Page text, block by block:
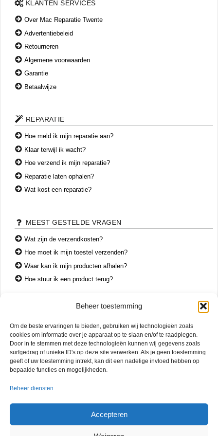
Beheer toestemming
Om de beste ervaringen te bieden, gebruiken wij technologieën zoals
cookies om informatie over je apparaat op te slaan en/of te raadplegen.
Door in te stemmen met deze technologieën kunnen wij gegevens zoals
surfgedrag of unieke ID's op deze site verwerken. Als je geen toestemming
geeft of uw toestemming intrekt, kan dit een nadelige invloed hebben op
bepaalde functies en mogelijkheden.
Beheer diensten
Accepteren
km. Neem contact met ons op om een afspraak te maken.
van 13:00 tot 17:00 uur. U kunt tijdens deze tijden zonder
afspraak langskomen voor een diagnose of reparatie.​
KLANTEN SERVICES
Over Mac Reparatie Twente
Advertentiebeleid
Retourneren
Algemene voorwaarden
Garantie
Betaalwijze
REPARATIE
Hoe meld ik mijn reparatie aan?
Klaar terwijl ik wacht?
Hoe verzend ik mijn reparatie?
Reparatie laten ophalen?
Wat kost een reparatie?
MEEST GESTELDE VRAGEN
Wat zijn de verzendkosten?
Hoe moet ik mijn toestel verzenden?
Waar kan ik mijn producten afhalen?
Hoe stuur ik een product terug?
+31 74 7850071
+31 683 65 60 77
Wemenstraat 26
7551 EX Hengelo
Mac Reparatie Twente biedt snelle en betrouwbare service in Hengelo,